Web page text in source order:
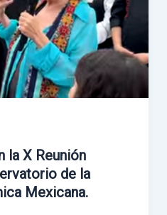
la X Reunión
de la
Mexicana.